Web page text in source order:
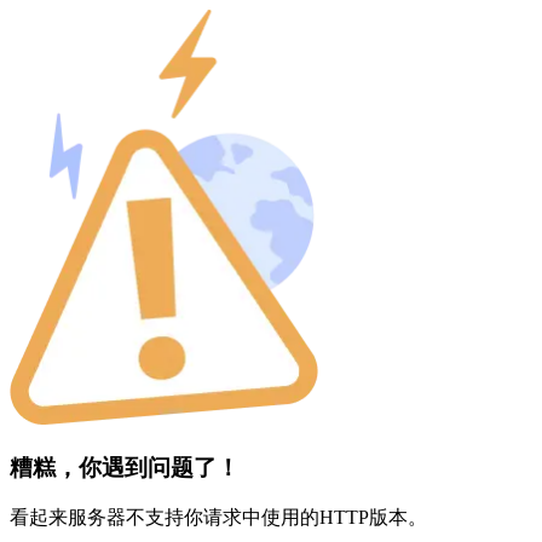
糟糕，你遇到问题了！
看起来服务器不支持你请求中使用的HTTP版本。